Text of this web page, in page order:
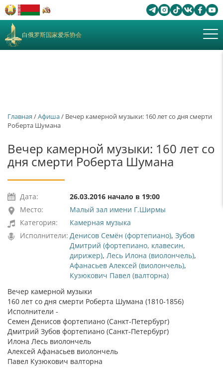
白俄罗斯国家爱乐协会
Главная /Афиша/ Вечер камерной музыки: 160 лет со дня смерти
Роберта Шумана
Вечер камерной музыки: 160 лет со
дня смерти Роберта Шумана
Дата:
26.03.2016 начало в 19:00
Место:
Малый зал имени Г.Ширмы
Категория:
Камерная музыка
Исполнители: Денисов Семён (фортепиано), Зубов
Дмитрий (фортепиано, клавесин,
дирижер), Лесь Илона (виолончель),
Афанасьев Алексей (виолончель),
Кузюкович Павел (валторна)
Вечер камерной музыки
160 лет со дня смерти Роберта Шумана (1810-1856)
Исполнители -
Семен Денисов фортепиано (Санкт-Петербург)
Дмитрий Зубов фортепиано (Санкт-Петербург)
Илона Лесь виолончель
Алексей Афанасьев виолончель
Павел Кузюкович валторна